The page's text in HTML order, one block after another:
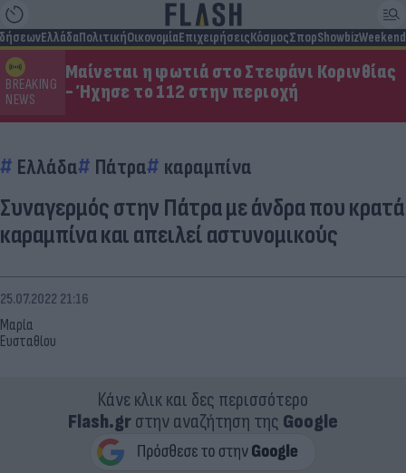
ΕλλάδαΠολιτικήΟικονομίαΕπιχειρήσειςΚόσμοςΣπορShowbizWeekend
BREAKING
NEWS
Μαίνεται η φωτιά στο Στεφάνι Κορινθίας
- Ήχησε το 112 στην περιοχή
Ελλάδα Πάτρα καραμπίνα
Συναγερμός στην Πάτρα με άνδρα που κρατά
καραμπίνα και απειλεί αστυνομικούς
Μαρία
Ευσταθίου
25.07.2022 21:16
Κάνε κλικ και δες περισσότερο
Flash.grστην αναζήτηση της Google